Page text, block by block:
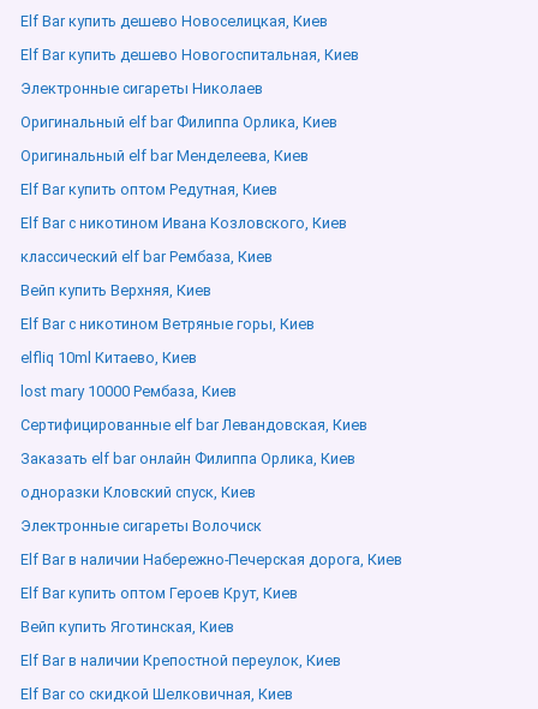
Elf Bar купить дешево Новоселицкая, Киев
Elf Bar купить дешево Новогоспитальная, Киев
Электронные сигареты Николаев
Оригинальный elf bar Филиппа Орлика, Киев
Оригинальный elf bar Менделеева, Киев
Elf Bar купить оптом Редутная, Киев
Elf Bar с никотином Ивана Козловского, Киев
классический elf bar Рембаза, Киев
Вейп купить Верхняя, Киев
Elf Bar с никотином Ветряные горы, Киев
elfliq 10ml Китаево, Киев
lost mary 10000 Рембаза, Киев
Сертифицированные elf bar Левандовская, Киев
Заказать elf bar онлайн Филиппа Орлика, Киев
одноразки Кловский спуск, Киев
Электронные сигареты Волочиск
Elf Bar в наличии Набережно-Печерская дорога, Киев
Elf Bar купить оптом Героев Крут, Киев
Вейп купить Яготинская, Киев
Elf Bar в наличии Крепостной переулок, Киев
Elf Bar со скидкой Шелковичная, Киев